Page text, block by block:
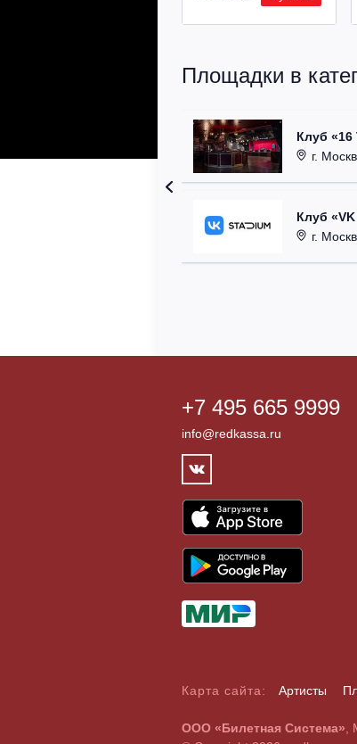
Площадки в
Клуб «16
г.
Клуб
г.
+7 495 665 9999
info@redkassa.ru
Карта сайта: Артисты
A B C D E F G H I J K L M N O
ООО «Билетная Система»